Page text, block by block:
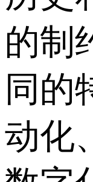
的制
同的
动化